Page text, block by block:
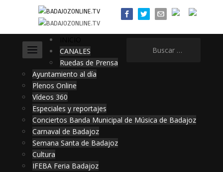
CANALES
Ruedas de Prensa
Ayuntamiento al día
Plenos Online
Vídeos 360
Especiales y reportajes
Conciertos Banda Municipal de Música de Badajoz
Carnaval de Badajoz
Semana Santa de Badajoz
Cultura
IFEBA Feria Badajoz